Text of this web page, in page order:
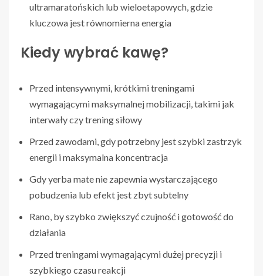
ultramaratońskich lub wieloetapowych, gdzie
kluczowa jest równomierna energia
Kiedy wybrać kawę?
Przed intensywnymi, krótkimi treningami
wymagającymi maksymalnej mobilizacji, takimi jak
interwały czy trening siłowy
Przed zawodami, gdy potrzebny jest szybki zastrzyk
energii i maksymalna koncentracja
Gdy yerba mate nie zapewnia wystarczającego
pobudzenia lub efekt jest zbyt subtelny
Rano, by szybko zwiększyć czujność i gotowość do
działania
Przed treningami wymagającymi dużej precyzji i
szybkiego czasu reakcji